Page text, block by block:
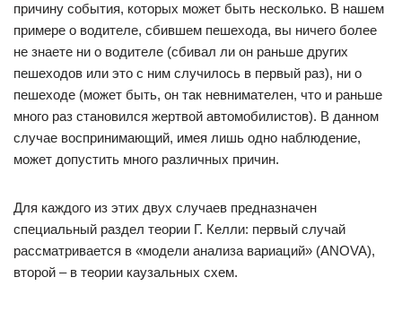
причину события, которых может быть несколько. В нашем
примере о водителе, сбившем пешехода, вы ничего более
не знаете ни о водителе (сбивал ли он раньше других
пешеходов или это с ним случилось в первый раз), ни о
пешеходе (может быть, он так невнимателен, что и раньше
много раз становился жертвой автомобилистов). В данном
случае воспринимающий, имея лишь одно наблюдение,
может допустить много различных причин.
Для каждого из этих двух случаев предназначен
специальный раздел теории Г. Келли: первый случай
рассматривается в «модели анализа вариаций» (ANOVA),
второй – в теории каузальных схем.